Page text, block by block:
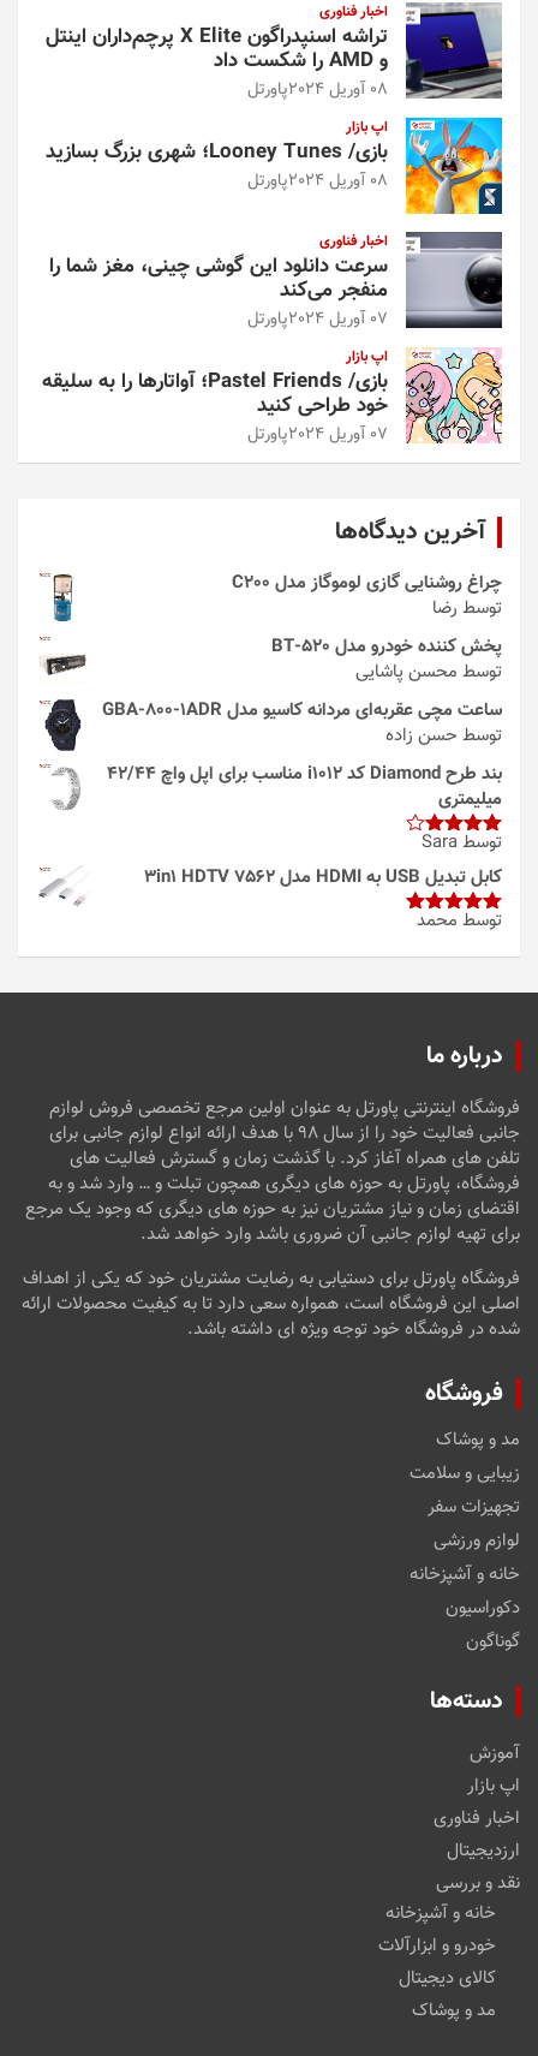
اخبار فناوری
تراشه اسنپدراگون X Elite پرچم‌داران اینتل
و AMD را شکست داد
08 آوریل 2024 پاورتل
اپ بازار
بازی/ Looney Tunes؛ شهری بزرگ بسازید
08 آوریل 2024 پاورتل
اخبار فناوری
سرعت دانلود این گوشی چینی، مغز شما را
منفجر می‌کند
07 آوریل 2024 پاورتل
اپ بازار
بازی/ Pastel Friends؛ آواتارها را به سلیقه
خود طراحی کنید
07 آوریل 2024 پاورتل
آخرین دیدگاه‌ها
چراغ روشنایی گازی لوموگاز مدل C200
توسط رضا
پخش کننده خودرو مدل 520-BT
توسط محسن پاشایی
ساعت مچی عقربه‌ای مردانه کاسیو مدل GBA-800-1ADR
توسط حسن زاده
بند طرح Diamond کد i1012 مناسب برای اپل واچ 42/44
میلیمتری
امتیاز4
از 5
توسط Sara
کابل تبدیل USB به HDMI مدل 3in1 HDTV 7562
امتیاز5از
توسط محمد
درباره ما
فروشگاه اینترنتی پاورتل به عنوان اولین مرجع تخصصی فروش لوازم
جانبی فعالیت خود را از سال ۹۸ با هدف ارائه انواع لوازم جانبی برای
تلفن های همراه آغاز کرد. با گذشت زمان و گسترش فعالیت های
فروشگاه، پاورتل به حوزه های دیگری همچون تبلت و … وارد شد و به
اقتضای زمان و نیاز مشتریان نیز به حوزه های دیگری که وجود یک مرجع
برای تهیه لوازم جانبی آن ضروری باشد وارد خواهد شد.
فروشگاه پاورتل برای دستیابی به رضایت مشتریان خود که یکی از اهداف
اصلی این فروشگاه است، همواره سعی دارد تا به کیفیت محصولات ارائه
شده در فروشگاه خود توجه ویژه ای داشته باشد.
فروشگاه
مد و پوشاک
زیبایی و سلامت
تجهیزات سفر
لوازم ورزشی
خانه و آشپزخانه
دکوراسیون
گوناگون
دسته‌ها
آموزش
اپ بازار
اخبار فناوری
ارزدیجیتال
نقد و بررسی
خانه و آشپزخانه
خودرو و ابزارآلات
کالای دیجیتال
مد و پوشاک